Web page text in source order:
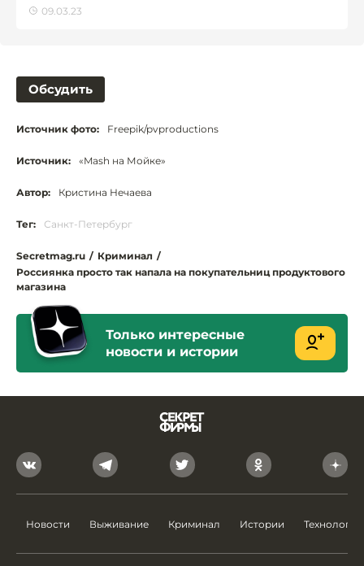
09.03.23
Обсудить
Источник фото: Freepik/pvproductions
Источник: «Mash на Мойке»
Автор: Кристина Нечаева
Тег: Санкт-Петербург
Secretmag.ru / Криминал /
Россиянка просто так напала на покупательниц продуктового
магазина
Только интересные
новости и истории
Новости Выживание Криминал Истории Технологии